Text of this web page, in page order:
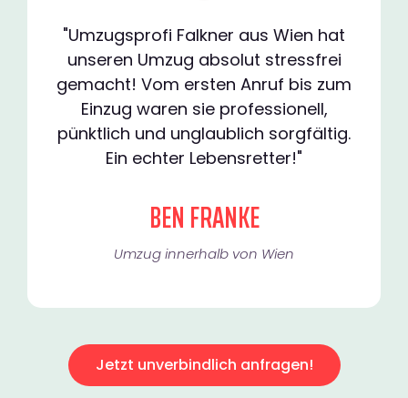
"Umzugsprofi Falkner aus Wien hat
unseren Umzug absolut stressfrei
gemacht! Vom ersten Anruf bis zum
Einzug waren sie professionell,
pünktlich und unglaublich sorgfältig.
Ein echter Lebensretter!"
BEN FRANKE
Umzug innerhalb von Wien​
Jetzt unverbindlich anfragen!